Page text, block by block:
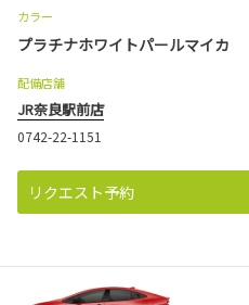
カラー
プラチナホワイトパールマイカ
配備店舗
JR奈良駅前店
0742-22-1151
リクエスト予約